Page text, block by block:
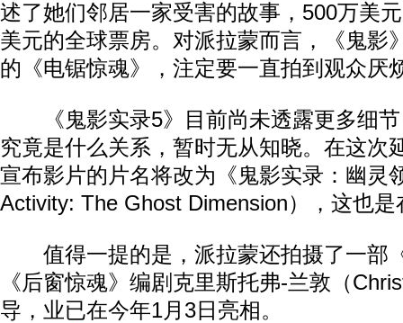
述了她们邻居一家受害的故事，500万美
美元的全球票房。对派拉蒙而言，《鬼影
的《电锯惊魂》，注定要一直拍到观众厌
《鬼影实录5》目前尚未透露更多细节
究竟是什么关系，暂时无从知晓。在这次
宣布影片的片名将改为《鬼影实录：幽灵
Activity: The Ghost Dimension），这也
值得一提的是，派拉蒙还拍摄了一部
《后窗惊魂》编剧克里斯托弗-兰敦（
导，业已在今年1月3日亮相。